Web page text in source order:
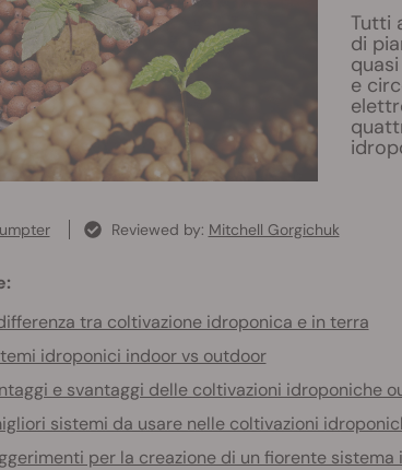
Tutti
di
e
Reviewed by: Mitchell Gorgichuk
tra coltivazione idroponica e in terra
idroponici indoor vs outdoor
e svantaggi delle coltivazioni idroponiche
sistemi da usare nelle coltivazioni
per la creazione di un fiorente